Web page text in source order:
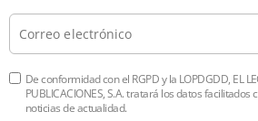
De conformidad con el RGPD y la LOPDGDD, EL
PUBLICACIONES, S.A. tratará los datos
noticias de actualidad.